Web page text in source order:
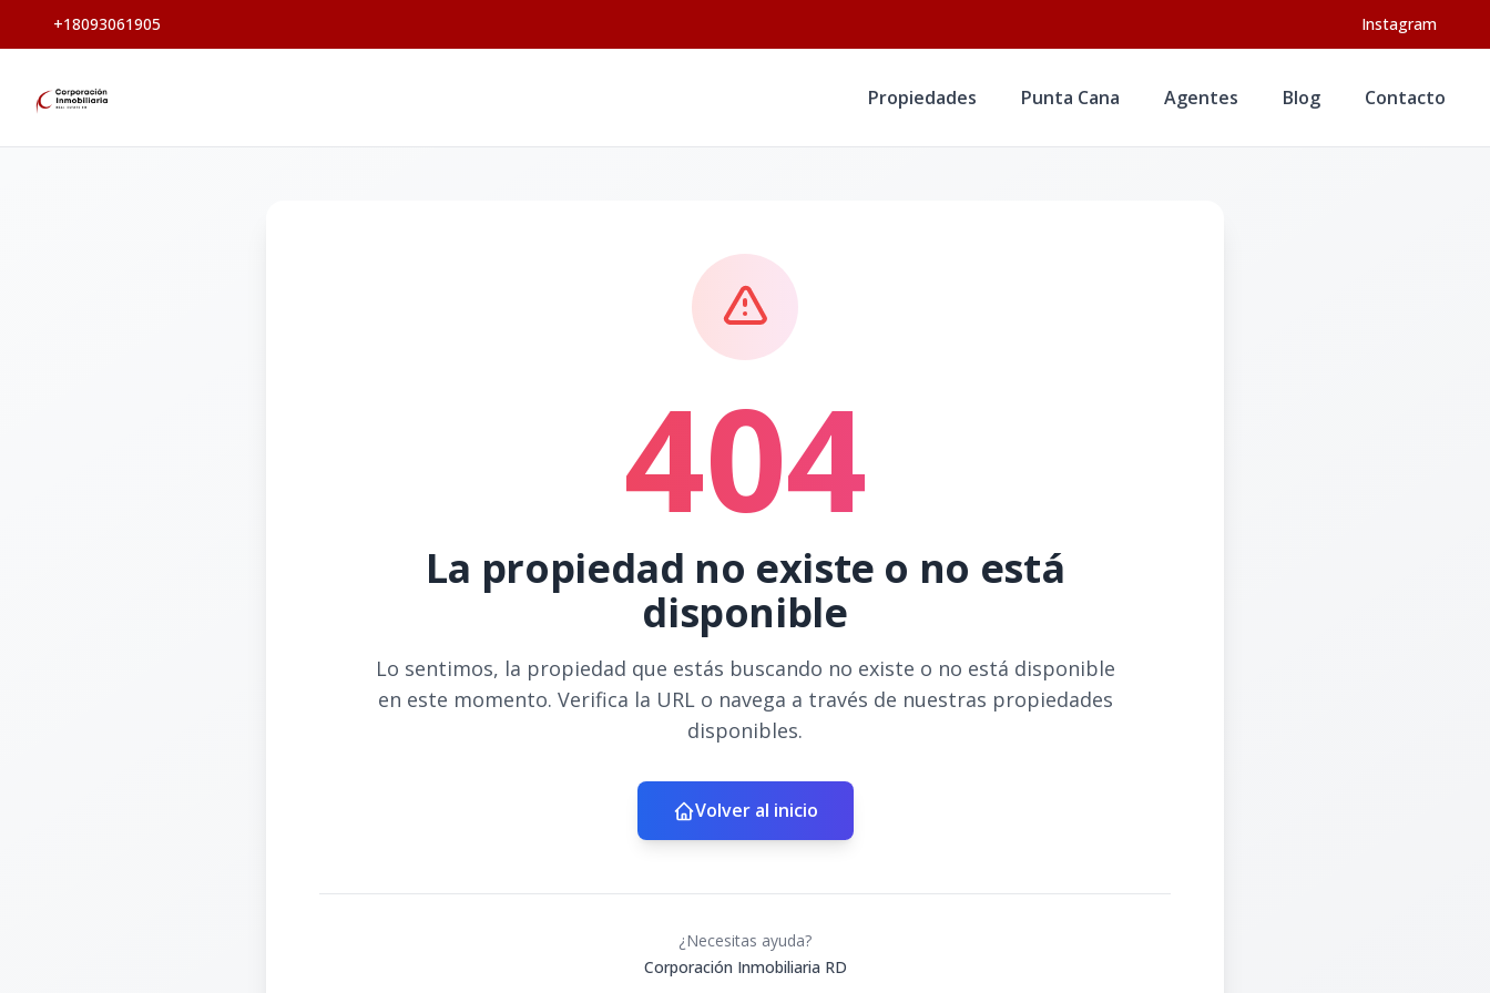
+18093061905 Instagram
Propiedades Punta Cana Agentes Blog Contacto
404
La propiedad no existe o no está
disponible
Lo sentimos, la propiedad que estás buscando no existe o no está disponible
en este momento. Verifica la URL o navega a través de nuestras propiedades
disponibles.
Volver al inicio
¿Necesitas ayuda?
Corporación Inmobiliaria RD